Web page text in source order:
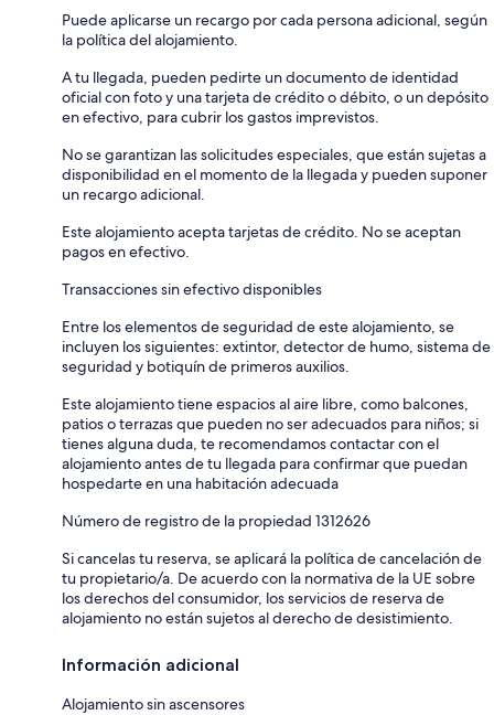
Puede aplicarse un recargo por cada persona adicional, según
la política del alojamiento.
A tu llegada, pueden pedirte un documento de identidad
oficial con foto y una tarjeta de crédito o débito, o un depósito
en efectivo, para cubrir los gastos imprevistos.
No se garantizan las solicitudes especiales, que están sujetas a
disponibilidad en el momento de la llegada y pueden suponer
un recargo adicional.
Este alojamiento acepta tarjetas de crédito. No se aceptan
pagos en efectivo.
Transacciones sin efectivo disponibles
Entre los elementos de seguridad de este alojamiento, se
incluyen los siguientes: extintor, detector de humo, sistema de
seguridad y botiquín de primeros auxilios.
Este alojamiento tiene espacios al aire libre, como balcones,
patios o terrazas que pueden no ser adecuados para niños; si
tienes alguna duda, te recomendamos contactar con el
alojamiento antes de tu llegada para confirmar que puedan
hospedarte en una habitación adecuada
Número de registro de la propiedad 1312626
Si cancelas tu reserva, se aplicará la política de cancelación de
tu propietario/a. De acuerdo con la normativa de la UE sobre
los derechos del consumidor, los servicios de reserva de
alojamiento no están sujetos al derecho de desistimiento.
Información adicional
Alojamiento sin ascensores